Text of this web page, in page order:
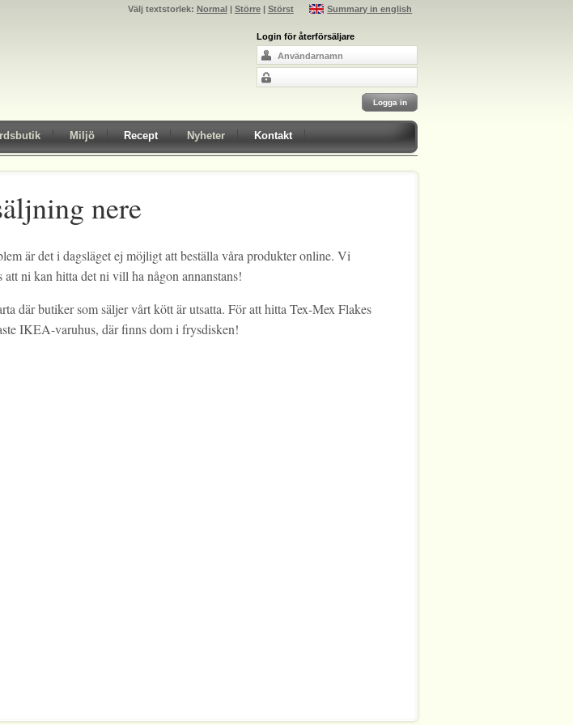
Summary in english
Välj textstorlek: Normal Större| Störst
Login för återförsäljare
Miljö Recept Nyheter Kontakt
nere
är det i dagsläget ej möjligt att beställa våra produkter online. Vi
att ni kan hitta det ni vill ha någon annanstans!
där butiker som säljer vårt kött är utsatta. För att hitta Tex-Mex Flakes
IKEA-varuhus, där finns dom i frysdisken!